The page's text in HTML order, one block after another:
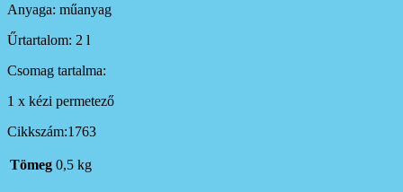
Anyaga: műanyag
Űrtartalom: 2 l
Csomag tartalma:
1 x kézi permetező
Cikkszám:1763
Tömeg 0,5 kg